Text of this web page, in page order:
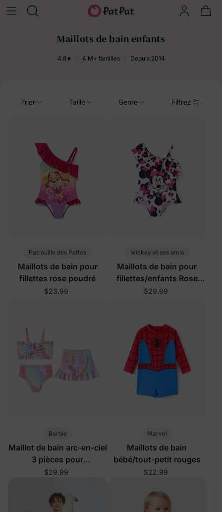
Maillots de bain enfants
4.8★ 4 M+ familles Depuis 2014
Trier Taille Genre Filtrez
Patrouille des Pattes
Maillots de bain pour
fillettes rose poudré
$23.99
Mickey et ses amis
Maillots de bain pour
fillettes/enfants Rose
poudré
$29.99
Barbie
Maillot de bain arc-en-ciel
3 pièces pour
fillettes/enfants
$29.99
Marvel
Maillots de bain
bébé/tout-petit rouges
$22.99